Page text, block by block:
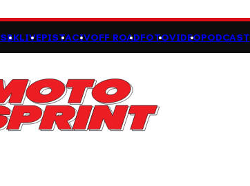
SBKLIVEPISTACIVOFF ROADFOTOVIDEOPODCAST